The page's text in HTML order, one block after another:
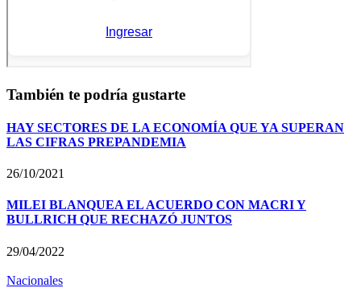
También te podría gustarte
HAY SECTORES DE LA ECONOMÍA QUE YA SUPERAN
LAS CIFRAS PREPANDEMIA
26/10/2021
MILEI BLANQUEA EL ACUERDO CON MACRI Y
BULLRICH QUE RECHAZÓ JUNTOS
29/04/2022
Nacionales